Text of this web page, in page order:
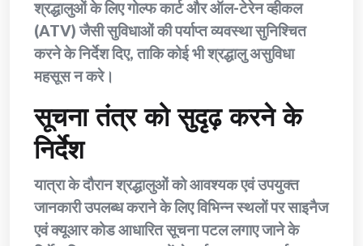
श्रद्धालुओं के लिए गोल्फ कार्ट और ऑल-टेरेन व्हीकल
(ATV) जैसी सुविधाओं की पर्याप्त व्यवस्था सुनिश्चित
करने के निर्देश दिए, ताकि कोई भी श्रद्धालु असुविधा
महसूस न करे।
सूचना तंत्र को सुदृढ़ करने के
निर्देश
यात्रा के दौरान श्रद्धालुओं को आवश्यक एवं उपयुक्त
जानकारी उपलब्ध कराने के लिए विभिन्न स्थलों पर साइनैज
एवं क्यूआर कोड आधारित सूचना पटल लगाए जाने के